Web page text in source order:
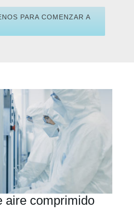
PARA COMENZAR A
aire comprimido